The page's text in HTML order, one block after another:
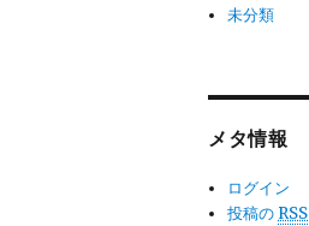
未分類
メタ情報
ログイン
投稿の RSS